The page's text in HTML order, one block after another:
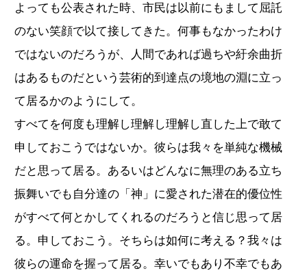
よっても公表された時、市民は以前にもまして屈託
のない笑顔で以て接してきた。何事もなかったわけ
ではないのだろうが、人間であれば過ちや紆余曲折
はあるものだという芸術的到達点の境地の淵に立っ
て居るかのようにして。
すべてを何度も理解し理解し理解し直した上で敢て
申しておこうではないか。彼らは我々を単純な機械
だと思って居る。あるいはどんなに無理のある立ち
振舞いでも自分達の「神」に愛された潜在的優位性
がすべて何とかしてくれるのだろうと信じ思って居
る。申しておこう。そちらは如何に考える？我々は
彼らの運命を握って居る。幸いでもあり不幸でもあ